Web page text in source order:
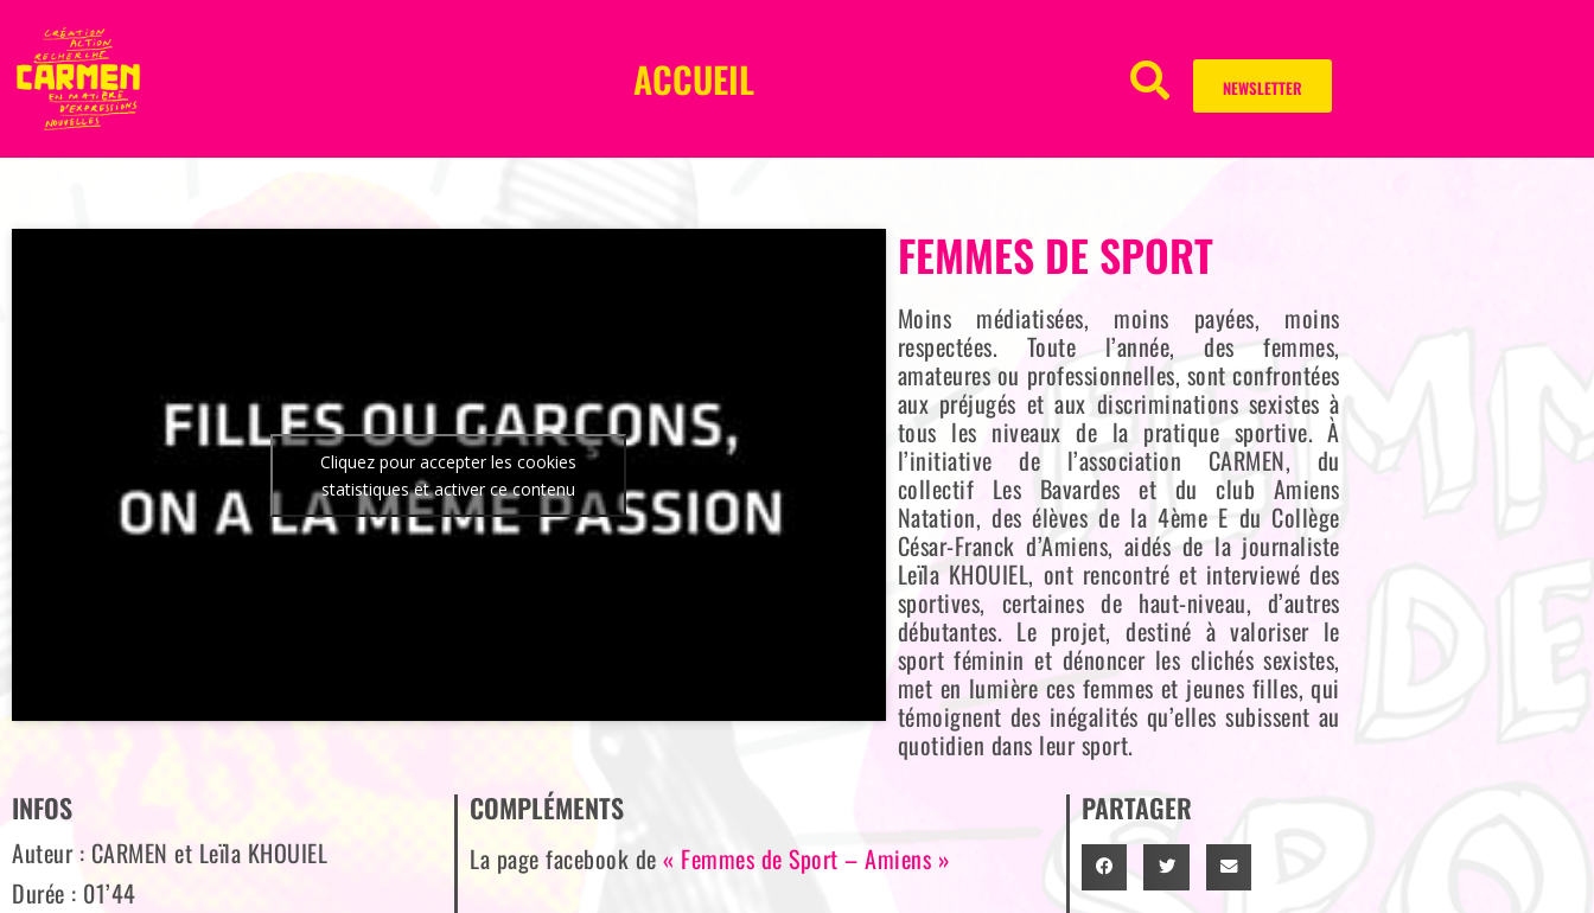
ACCUEIL NEWSLETTER
Cliquez pour accepter les cookies
statistiques et activer ce contenu
FEMMES DE SPORT
Moins médiatisées, moins payées, moins
respectées. Toute l’année, des femmes,
amateures ou professionnelles, sont confrontées
aux préjugés et aux discriminations sexistes à
tous les niveaux de la pratique sportive. À
l’initiative de l’association CARMEN, du
collectif Les Bavardes et du club Amiens
Natation, des élèves de la 4ème E du Collège
César-Franck d’Amiens, aidés de la journaliste
Leïla KHOUIEL, ont rencontré et interviewé des
sportives, certaines de haut-niveau, d’autres
débutantes. Le projet, destiné à valoriser le
sport féminin et dénoncer les clichés sexistes,
met en lumière ces femmes et jeunes filles, qui
témoignent des inégalités qu’elles subissent au
quotidien dans leur sport.
INFOS
Auteur : CARMEN et Leïla KHOUIEL
Durée : 01’44
COMPLÉMENTS
La page facebook de« Femmes de Sport – Amiens »
PARTAGER